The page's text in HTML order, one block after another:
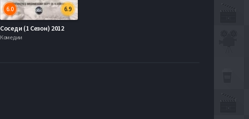
6.9
6.0
Соседи (1 Сезон) 2012
Комедии